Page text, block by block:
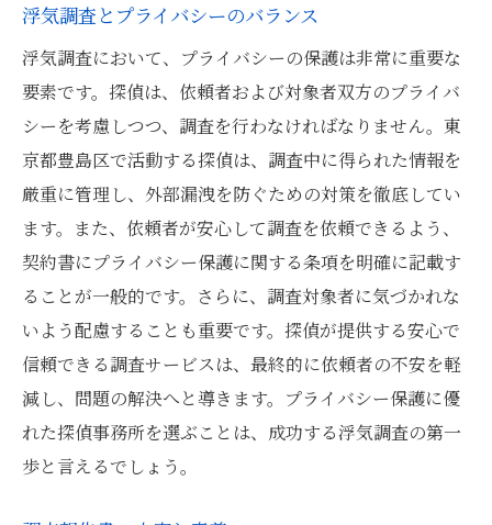
浮気調査とプライバシーのバランス
浮気調査において、プライバシーの保護は非常に重要な
要素です。探偵は、依頼者および対象者双方のプライバ
シーを考慮しつつ、調査を行わなければなりません。東
京都豊島区で活動する探偵は、調査中に得られた情報を
厳重に管理し、外部漏洩を防ぐための対策を徹底してい
ます。また、依頼者が安心して調査を依頼できるよう、
契約書にプライバシー保護に関する条項を明確に記載す
ることが一般的です。さらに、調査対象者に気づかれな
いよう配慮することも重要です。探偵が提供する安心で
信頼できる調査サービスは、最終的に依頼者の不安を軽
減し、問題の解決へと導きます。プライバシー保護に優
れた探偵事務所を選ぶことは、成功する浮気調査の第一
歩と言えるでしょう。